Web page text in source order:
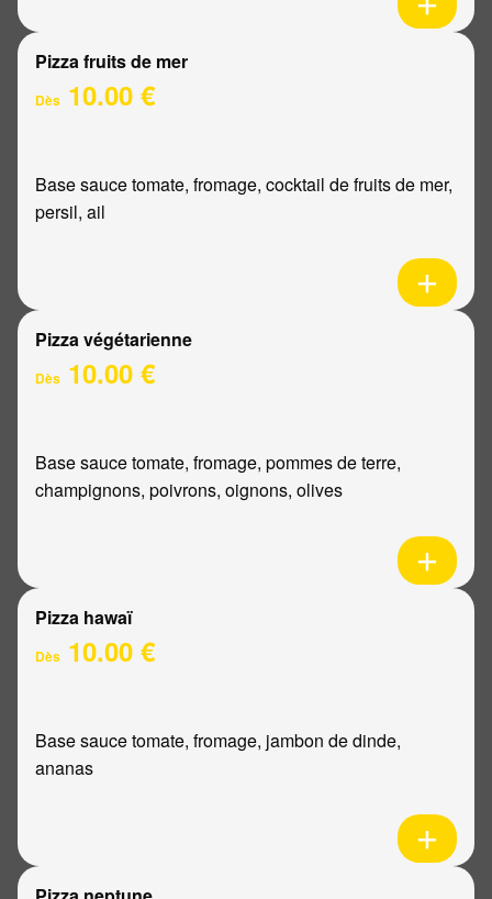
Pizza fruits de mer
Dès 10.00 €
Base sauce tomate, fromage, cocktail de fruits de mer,
persil, ail
Pizza végétarienne
Dès 10.00 €
Base sauce tomate, fromage, pommes de terre,
champignons, poivrons, oignons, olives
Pizza hawaï
Dès 10.00 €
Base sauce tomate, fromage, jambon de dinde,
ananas